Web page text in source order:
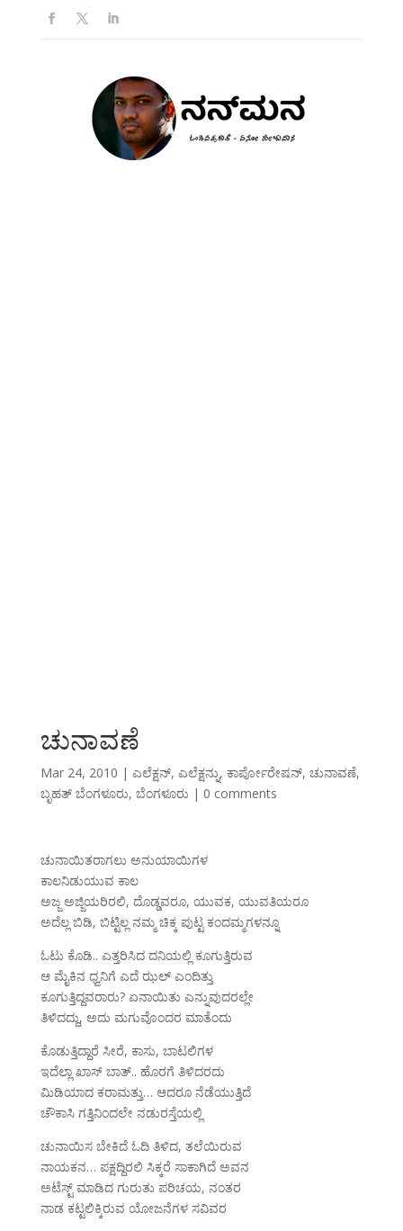
ಚುನಾವಣೆ
Mar 24, 2010 | ಎಲೆಕ್ಷನ್, ಎಲೆಕ್ಷನ್ನು, ಕಾರ್ಪೋರೇಷನ್, ಚುನಾವಣೆ,
ಬೃಹತ್ ಬೆಂಗಳೂರು, ಬೆಂಗಳೂರು | 0 comments
ಚುನಾಯಿತರಾಗಲು ಅನುಯಾಯಿಗಳ
ಕಾಲನಿಡುಯುವ ಕಾಲ
ಅಜ್ಜ ಅಜ್ಜಿಯರಿರಲಿ, ದೊಡ್ಡವರೂ, ಯುವಕ, ಯುವತಿಯರೂ
ಅದೆಲ್ಲ ಬಿಡಿ, ಬಿಟ್ಟಿಲ್ಲ ನಮ್ಮ ಚಿಕ್ಕ ಪುಟ್ಟ ಕಂದಮ್ಮಗಳನ್ನೂ
ಓಟು ಕೊಡಿ.. ಎತ್ತರಿಸಿದ ದನಿಯಲ್ಲಿ ಕೂಗುತ್ತಿರುವ
ಆ ಮೈಕಿನ ಧ್ವನಿಗೆ ಎದೆ ಝಲ್ ಎಂದಿತ್ತು
ಕೂಗುತ್ತಿದ್ದವರಾರು? ಏನಾಯಿತು ಎನ್ನುವುದರಲ್ಲೇ
ತಿಳಿದದ್ದು, ಅದು ಮಗುವೊಂದರ ಮಾತೆಂದು
ಕೊಡುತ್ತಿದ್ದಾರೆ ಸೀರೆ, ಕಾಸು, ಬಾಟಲಿಗಳ
ಇದೆಲ್ಲಾ ಖಾಸ್ ಬಾತ್.. ಹೊರಗೆ ತಿಳಿದರದು
ಮಿಡಿಯಾದ ಕರಾಮತ್ತು… ಆದರೂ ನೆಡೆಯುತ್ತಿದೆ
ಚೌಕಾಸಿ ಗತ್ತಿನಿಂದಲೇ ನಡುರಸ್ತೆಯಲ್ಲಿ
ಚುನಾಯಿಸ ಬೇಕಿದೆ ಓದಿ ತಿಳಿದ, ತಲೆಯಿರುವ
ನಾಯಕನ… ಪಕ್ಷದ್ದಿರಲಿ ಸಿಕ್ಕರೆ ಸಾಕಾಗಿದೆ ಅವನ
ಅಟೆಸ್ಟ್ ಮಾಡಿದ ಗುರುತು ಪರಿಚಯ, ನಂತರ
ನಾಡ ಕಟ್ಟಲಿಕ್ಕಿರುವ ಯೋಜನೆಗಳ ಸವಿವರ